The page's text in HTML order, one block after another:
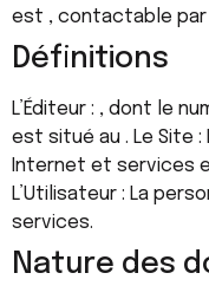
est , contactable par
Définitions
L’Éditeur : , dont le
est situé au . Le Site :
Internet et services
L’Utilisateur : La
services.
Nature des